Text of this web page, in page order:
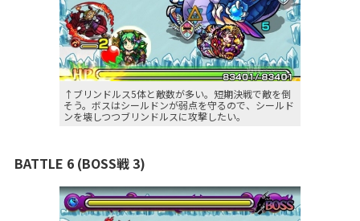
↑ブリンドルス5体と敵数が多い。短期決戦で敵を倒
そう。ボスはシールドンが弱点を守るので、シールド
ンを壊しつつブリンドルスに攻撃したい。
BATTLE 6 (BOSS戦 3)